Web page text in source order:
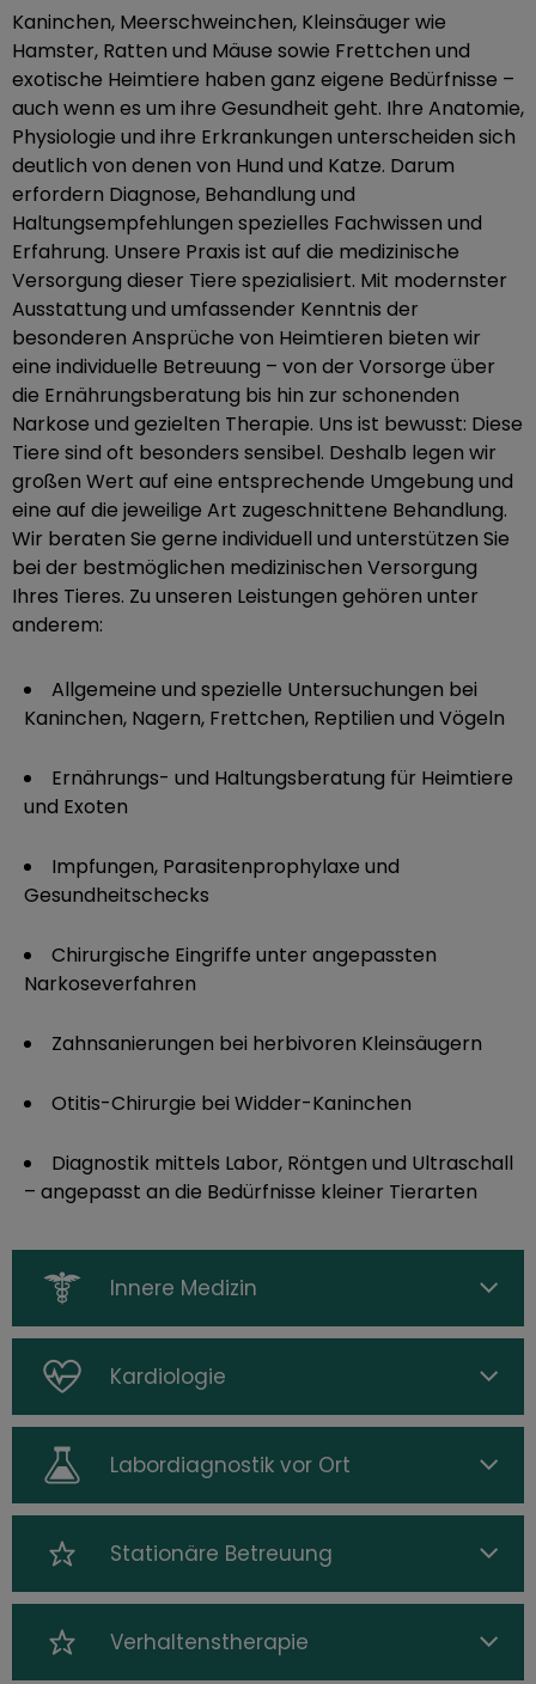
Kaninchen, Meerschweinchen, Kleinsäuger wie
Hamster, Ratten und Mäuse sowie Frettchen und
exotische Heimtiere haben ganz eigene Bedürfnisse –
auch wenn es um ihre Gesundheit geht. Ihre Anatomie,
Physiologie und ihre Erkrankungen unterscheiden sich
deutlich von denen von Hund und Katze. Darum
erfordern Diagnose, Behandlung und
Haltungsempfehlungen spezielles Fachwissen und
Erfahrung. Unsere Praxis ist auf die medizinische
Versorgung dieser Tiere spezialisiert. Mit modernster
Ausstattung und umfassender Kenntnis der
besonderen Ansprüche von Heimtieren bieten wir
eine individuelle Betreuung – von der Vorsorge über
die Ernährungsberatung bis hin zur schonenden
Narkose und gezielten Therapie. Uns ist bewusst: Diese
Tiere sind oft besonders sensibel. Deshalb legen wir
großen Wert auf eine entsprechende Umgebung und
eine auf die jeweilige Art zugeschnittene Behandlung.
Wir beraten Sie gerne individuell und unterstützen Sie
bei der bestmöglichen medizinischen Versorgung
Ihres Tieres. Zu unseren Leistungen gehören unter
anderem:
Allgemeine und spezielle Untersuchungen bei
Kaninchen, Nagern, Frettchen, Reptilien und Vögeln
Ernährungs- und Haltungsberatung für Heimtiere
und Exoten
Impfungen, Parasitenprophylaxe und
Gesundheitschecks
Chirurgische Eingriffe unter angepassten
Narkoseverfahren
Zahnsanierungen bei herbivoren Kleinsäugern
Otitis-Chirurgie bei Widder-Kaninchen
Diagnostik mittels Labor, Röntgen und Ultraschall
– angepasst an die Bedürfnisse kleiner Tierarten
Innere Medizin
Kardiologie
Labordiagnostik vor Ort
Stationäre Betreuung
Verhaltenstherapie